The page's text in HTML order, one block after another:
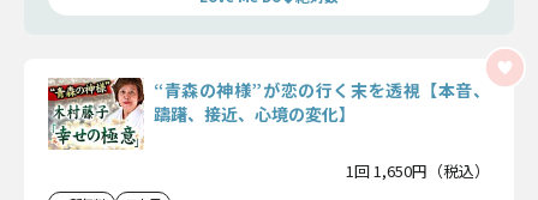
“青森の神様”が恋の行く末を透視【本音、
躊躇、接近、心境の変化】
1回 1,650円（税込）